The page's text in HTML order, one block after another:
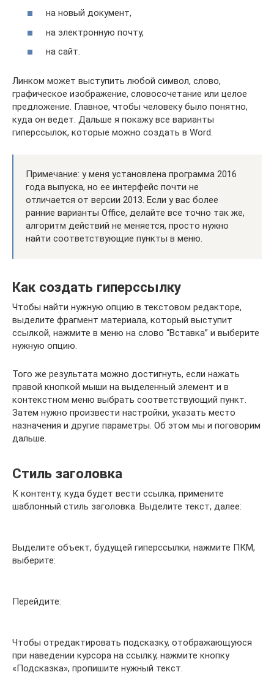
на новый документ,
на электронную почту,
на сайт.
Линком может выступить любой символ, слово,
графическое изображение, словосочетание или целое
предложение. Главное, чтобы человеку было понятно,
куда он ведет. Дальше я покажу все варианты
гиперссылок, которые можно создать в Word.
Примечание: у меня установлена программа 2016
года выпуска, но ее интерфейс почти не
отличается от версии 2013. Если у вас более
ранние варианты Office, делайте все точно так же,
алгоритм действий не меняется, просто нужно
найти соответствующие пункты в меню.
Как создать гиперссылку
Чтобы найти нужную опцию в текстовом редакторе,
выделите фрагмент материала, который выступит
ссылкой, нажмите в меню на слово “Вставка” и выберите
нужную опцию.
Того же результата можно достигнуть, если нажать
правой кнопкой мыши на выделенный элемент и в
контекстном меню выбрать соответствующий пункт.
Затем нужно произвести настройки, указать место
назначения и другие параметры. Об этом мы и поговорим
дальше.
Стиль заголовка
К контенту, куда будет вести ссылка, примените
шаблонный стиль заголовка. Выделите текст, далее:
Выделите объект, будущей гиперссылки, нажмите ПКМ,
выберите:
Перейдите:
Чтобы отредактировать подсказку, отображающуюся
при наведении курсора на ссылку, нажмите кнопку
«Подсказка», пропишите нужный текст.